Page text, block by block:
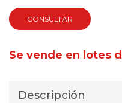
CONSULTAR
Se vende en lotes
Descripción